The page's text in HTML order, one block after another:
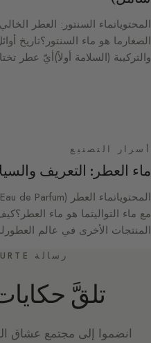
المحتوياتماء السنتور: العطر
الصغارما هو ماء السنتور؟تاريخ
والتركيبة (السلامة أولاً)أيّ عطر
أسرار التصنيع
ماء العطر: التعريف
مع ماء التواليتما هو ماء
المنتجات الأخرى في عالم
رسالة DELACOURTE
تلقَّ
انضموا إلى مجتمع عشاق